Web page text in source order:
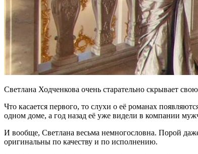
Светлана Ходченкова очень старательно скрывает
Что касается первого, то слухи о её романах
одном доме, а год назад её уже видели в компании
И вообще, Светлана весьма немногословна. Порой
оригинальны по качеству и по исполнению.